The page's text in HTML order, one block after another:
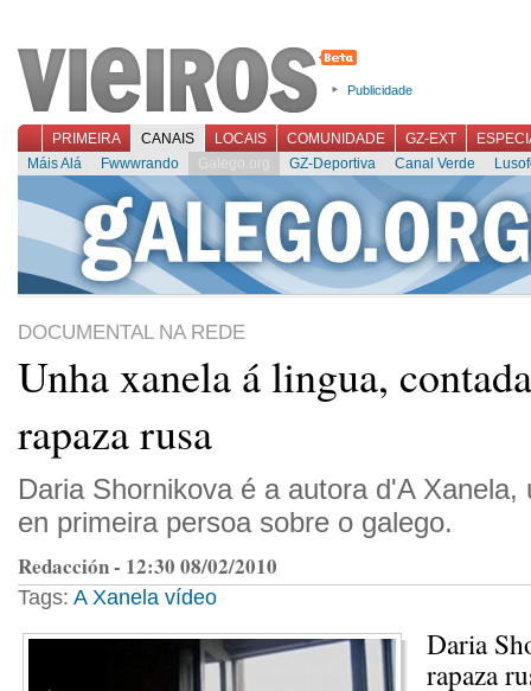
Publicidade
PRIMEIRA CANAIS LOCAIS COMUNIDADE GZ-EXT
Máis Alá
Fwwwrando Galego.org GZ-Deportiva Canal Verde
DOCUMENTAL NA REDE
Unha xanela á lingua,
rapaza rusa
Daria Shornikova é a autora d'A Xanela,
en primeira persoa sobre o galego.
Redacción - 12:30 08/02/2010
Tags: A Xanela vídeo
Daria
rapaza